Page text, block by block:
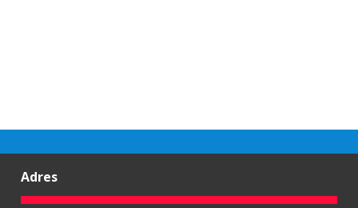
Adres